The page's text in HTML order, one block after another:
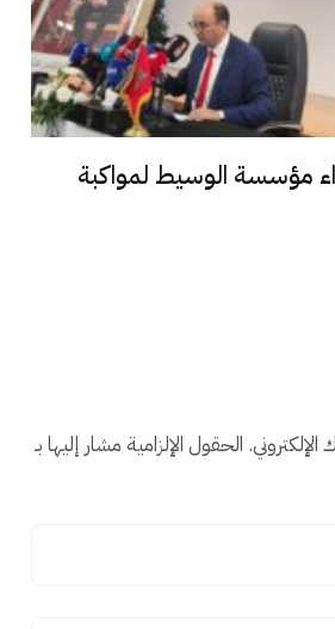
مؤسسة الوسيط لمواكبة
الحقول الإلزامية مشار إليها بـ